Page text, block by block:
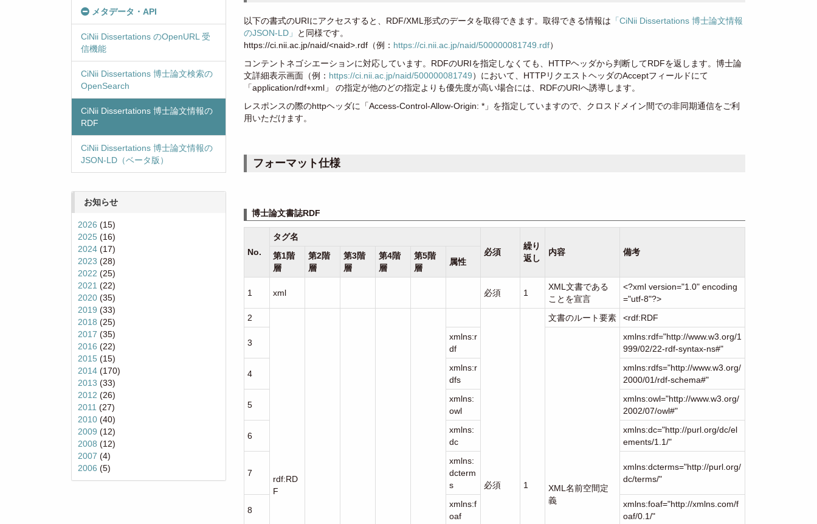
メタデータ・API
CiNii Dissertations のOpenURL 受
信機能
CiNii Dissertations 博士論文検索の
OpenSearch
CiNii Dissertations 博士論文情報の
RDF
CiNii Dissertations 博士論文情報の
JSON-LD（ベータ版）
お知らせ
2026 (15)
2025 (16)
2024(17)
2023 (28)
2022 (25)
2021 (22)
2020(35)
2019 (33)
2018 (25)
2017 (35)
2016 (22)
2015 (15)
2014(170)
2013 (33)
2012 (26)
2011 (27)
2010(40)
2009 (12)
2008 (12)
2007 (4)
2006 (5)
以下の書式のURIにアクセスすると、RDF/XML形式のデータを取得できます。取得できる情報は 「CiNii Dissertations 博士論文情報
のJSON-LD」
と同様です。
https://ci.nii.ac.jp/naid/<naid>.rdf（例： https://ci.nii.ac.jp/naid/500000081749.rdf）
コンテントネゴシエーションに対応しています。RDFのURIを指定しなくても、HTTPヘッダから判断してRDFを返します。博士論
文詳細表示画面（例： https://ci.nii.ac.jp/naid/500000081749）において、HTTPリクエストヘッダのAcceptフィールドにて
「application/rdf+xml」 の指定が他のどの指定よりも優先度が高い場合には、RDFのURIへ誘導します。
レスポンスの際のhttpヘッダに「Access-Control-Allow-Origin: *」を指定していますので、クロスドメイン間での非同期通信をご利
用いただけます。
フォーマット仕様
博士論文書誌RDF
No.
タグ名
必須
繰り
返し
内容 備考
第1階
層
第2階
層
第3階
層
第4階
層
第5階
層
属性
1 xml 必須 1
XML文書である
ことを宣言
<?xml version="1.0" encoding
="utf-8"?>
2
rdf:RD
F
必須 1
文書のルート要素 <rdf:RDF
3
xmlns:r
df
XML名前空間定
義
xmlns:rdf="http://www.w3.org/1
999/02/22-rdf-syntax-ns#"
4
xmlns:r
dfs
xmlns:rdfs="http://www.w3.org/
2000/01/rdf-schema#"
5
xmlns:
owl
xmlns:owl="http://www.w3.org/
2002/07/owl#"
6
xmlns:
dc
xmlns:dc="http://purl.org/dc/el
ements/1.1/"
7
xmlns:
dcterm
s
xmlns:dcterms="http://purl.org/
dc/terms/"
8
xmlns:f
oaf
xmlns:foaf="http://xmlns.com/f
oaf/0.1/"